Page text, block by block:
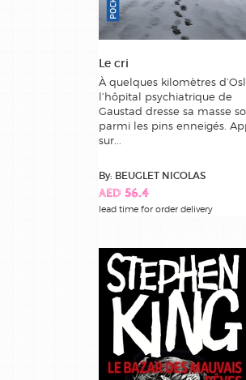
Le cri
À quelques kilomètres
l’hôpital psychiatrique de
Gaustad dresse sa masse
parmi les pins enneigés.
sur...
By: BEUGLET NICOLAS
AED 56.4
lead time for order delivery